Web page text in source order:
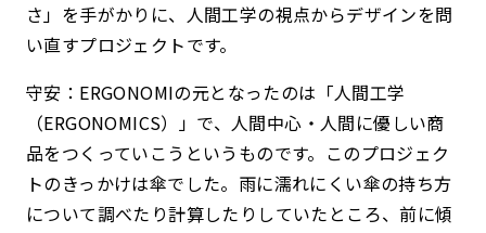
さ」を手がかりに、人間工学の視点からデザインを問
い直すプロジェクトです。
守安：ERGONOMIの元となったのは「人間工学
（ERGONOMICS）」で、人間中心・人間に優しい商
品をつくっていこうというものです。このプロジェク
トのきっかけは傘でした。雨に濡れにくい傘の持ち方
について調べたり計算したりしていたところ、前に傾